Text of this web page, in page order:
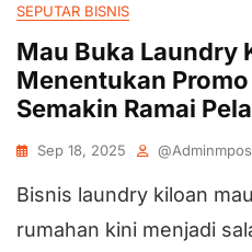
SEPUTAR BISNIS
Mau Buka Laundry
Menentukan
Semakin Ramai
Sep 18, 2025 @adminmpos
Bisnis laundry kiloan
rumahan kini menjadi